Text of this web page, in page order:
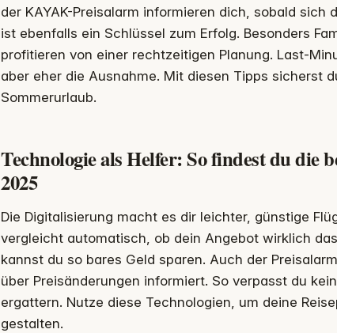
der KAYAK-Preisalarm informieren dich, sobald sich
ist ebenfalls ein Schlüssel zum Erfolg. Besonders
profitieren von einer rechtzeitigen Planung. Last-
aber eher die Ausnahme. Mit diesen Tipps sicherst
Sommerurlaub.
Technologie als Helfer: So findest du die
2025
Die Digitalisierung macht es dir leichter, günstige
vergleicht automatisch, ob dein Angebot wirklich
kannst du so bares Geld sparen. Auch der
über Preisänderungen informiert. So verpasst du
ergattern. Nutze diese Technologien, um deine
gestalten.